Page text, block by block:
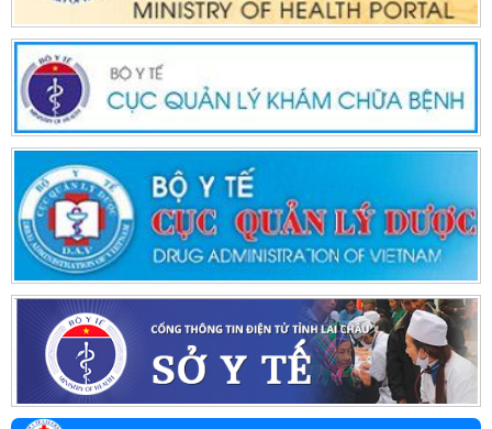
Quyết định công bố thủ tục hành chính thay thế trong khám
chữa bệnh quy định tại Nghị định 109/2016/NĐ-CP
2760/QĐ-BYT
Hướng dẫn chẩn đoán điều trị sốt rét Dengue của Bộ Y tế
355/QĐ-BYT
Bộ Y tế ban hành Quyết định số 355/QĐ-BYT về phê duyệt
danh mục tạm thời thuốc, hóa chất, vật tư y tế tiêu hao
2885/QĐ-BYT
Quyết định ban hành tài liệu hướng dẫn truyền thông trực
tiếp về chăm sóc sức khỏe sinh sản vị thành niên